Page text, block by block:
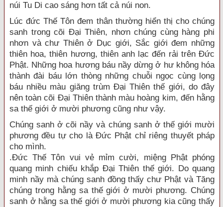
núi Tu Di cao sáng hơn tất cả núi non.
Lúc đức Thế Tôn đem thân thường hiển thị cho chúng
sanh trong cõi Đại Thiên, nhơn chúng cùng hàng phi
nhơn và chư Thiên ở Dục giới, Sắc giới đem những
thiên hoa, thiên hương, thiên anh lạc đến rải trên Đức
Phật. Những hoa hương báu nầy dừng ở hư không hóa
thành đài báu lớn thòng những chuỗi ngọc cùng lọng
báu nhiều màu giăng trùm Đại Thiên thế giới, do đây
nên toàn cõi Đại Thiên thành màu hoàng kim, đến hằng
sa thế giới ở mười phương cũng như vậy.
Chúng sanh ở cõi nầy và chúng sanh ở thế giới mười
phương đều tự cho là Đức Phật chỉ riêng thuyết pháp
cho mình.
.Đức Thế Tôn vui vẻ mỉm cười, miệng Phật phóng
quang minh chiếu khắp Đại Thiên thế giới. Do quang
minh nầy mà chúng sanh đồng thấy chư Phật và Tăng
chúng trong hằng sa thế giới ở mười phương. Chúng
sanh ở hằng sa thế giới ở mười phương kia cũng thấy